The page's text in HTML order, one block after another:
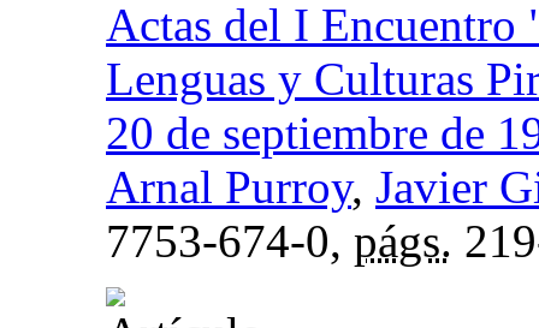
Actas del I Encuentro
Lenguas y Culturas
20 de septiembre de
Arnal Purroy, Javier
7753-674-0, págs.